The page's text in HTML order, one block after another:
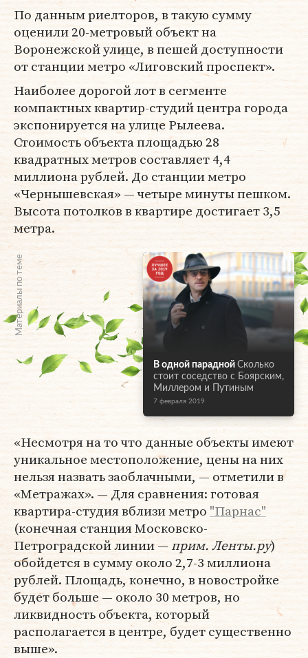
По данным риелторов, в такую сумму
оценили 20-метровый объект на
Воронежской улице, в пешей доступности
от станции метро «Лиговский проспект».
Наиболее дорогой лот в сегменте
компактных квартир-студий центра города
экспонируется на улице Рылеева.
Стоимость объекта площадью 28
квадратных метров составляет 4,4
миллиона рублей. До станции метро
«Чернышевская» — четыре минуты пешком.
Высота потолков в квартире достигает 3,5
метра.
Материалы по теме
В одной парадной Сколько
стоит соседство с Боярским,
Миллером и Путиным
7 февраля 2019
«Несмотря на то что данные объекты имеют
уникальное местоположение, цены на них
нельзя назвать заоблачными, — отметили в
«Метражах». — Для сравнения: готовая
квартира-студия вблизи метро "Парнас"
(конечная станция Московско-
Петроградской линии — прим. Ленты.ру)
обойдется в сумму около 2,7-3 миллиона
рублей. Площадь, конечно, в новостройке
будет больше — около 30 метров, но
ликвидность объекта, который
располагается в центре, будет существенно
выше».